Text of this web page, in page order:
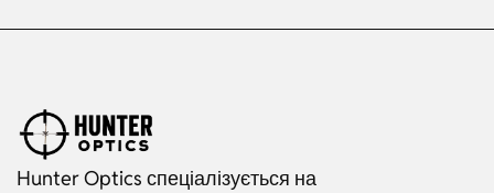
Hunter Optics спеціалізується на